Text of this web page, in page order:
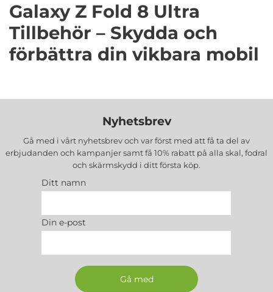
Galaxy Z Fold 8 Ultra
Tillbehör – Skydda och
förbättra din vikbara mobil
Galaxy Z Fold 8 Ultra är utvecklad för användare som
vill kombinera produktivitet, underhållning och
elegant design i en och samma enhet. Den stora
vikbara skärmen gör mobilen unik, men den
innebär också att rätt skydd och kompatibla
tillbehör är extra viktiga. Med rätt Galaxy Z Fold 8
Ultra tillbehör kan du både förlänga livslängden på
att skydda den känsliga konstruktionen mot
vardagliga skador. Samtidigt gör laddare, kablar och
mobilhållare mobilen mer praktisk att använda
Nyhetsbrev
Gå med i vårt nyhetsbrev och var först med att få ta del av
erbjudanden och kampanjer samt få 10% rabatt på alla skal, fodral
och skärmskydd i ditt första köp.
Ditt namn
Din e-post